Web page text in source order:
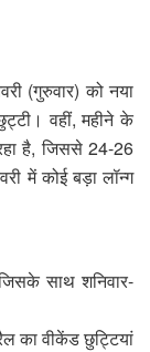
(गुरुवार) को नया
वहीं, महीने के
है, जिससे 24-26
में कोई बड़ा लॉन्ग
साथ शनिवार-
का वीकेंड छुट्टियां